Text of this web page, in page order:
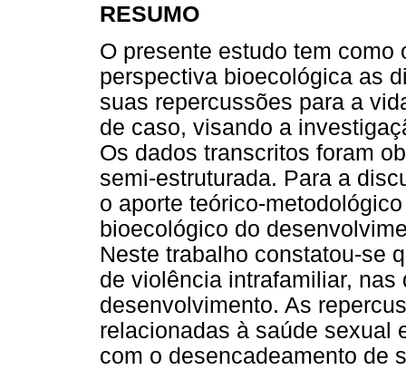
RESUMO
O presente estudo tem
perspectiva bioecológica as
suas repercussões para a
de caso, visando a
Os dados transcritos foram
semi-estruturada. Para a
o aporte teórico-
bioecológico do
Neste trabalho constatou-se
de violência intrafamiliar,
desenvolvimento. As
relacionadas à saúde sexual
com o desencadeamento de